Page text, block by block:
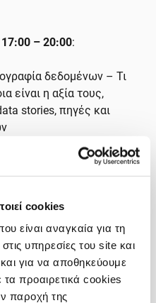
cookies
είναι αναγκαία για τη
υπηρεσίες του site και
για να αποθηκεύουμε
τα προαιρετικά cookies
παροχή της
17:00 – 20:00:
δεδομένων – Τι
είναι η αξία τους,
stories, πηγές και
– 16:30:
stories που
επιθυμούν να
δημοσιογράφοι
(για όσους/όσες